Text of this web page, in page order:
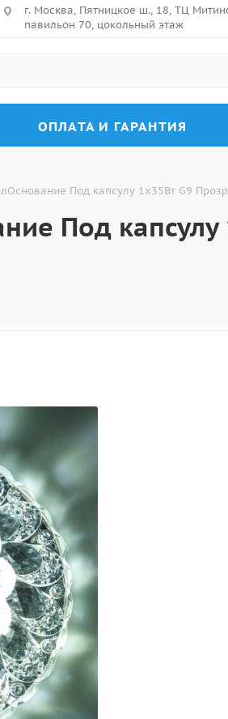
г. Москва, Пятницкое ш., 18, ТЦ
павильон 70, цокольный этаж
ОПЛАТА И ГАРАНТИЯ
Под капсулу 1х35Вт G9
Под